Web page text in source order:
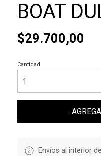
BOAT
$29.700,00
Cantidad
Envíos al interior